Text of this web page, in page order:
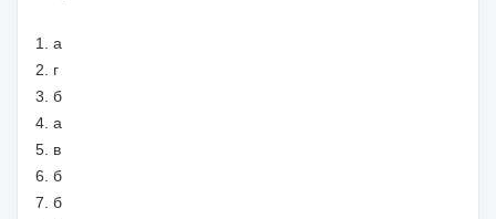
1. а
2. г
3. б
4. а
5. в
6. б
7. б